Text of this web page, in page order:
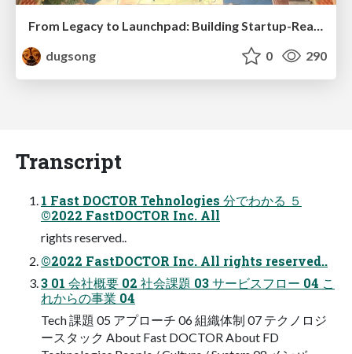
dugsong
0 290
Transcript
1 Fast DOCTOR Tehnologies 分でわかる ５
©2022 FastDOCTOR Inc. All
rights reserved..
©2022 FastDOCTOR Inc. All rights reserved..
3 01 会社概要 02 社会課題 03 サービスフロー 04 こ
れからの事業 04
Tech 課題 05 アプローチ 06 組織体制 07 テクノロジ
ースタック About Fast DOCTOR About FD